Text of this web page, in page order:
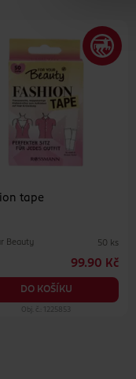
tape
Beauty 50 ks
99.90 Kč
DO KOŠÍKU
Obj. č.: 1225853